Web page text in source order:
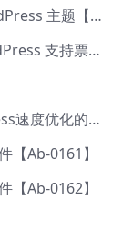
Rhye v3.5.3 – AJAX Portfolio WordPress 主题【Bi-0049】
Fluent Support Pro v1.8.1 – WordPress 支持票务系统【Cc-0041】
WP Rocket v3.10.8-用于wordpress速度优化的缓存加速插件【Cd-0019】
Ab-0161】
Ab-0162】